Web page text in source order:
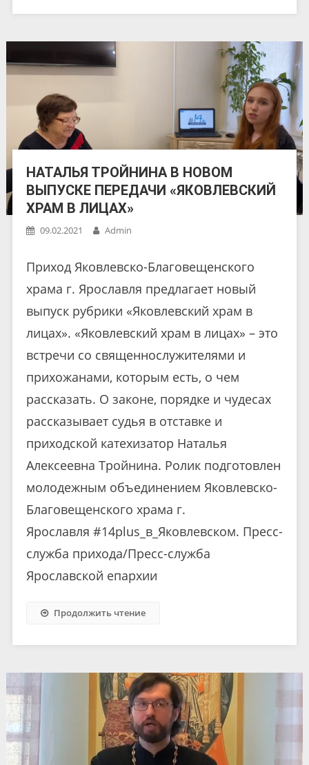
НАТАЛЬЯ ТРОЙНИНА В НОВОМ
ВЫПУСКЕ ПЕРЕДАЧИ «ЯКОВЛЕВСКИЙ
ХРАМ В ЛИЦАХ»
09.02.2021 Admin
Приход Яковлевско-Благовещенского
храма г. Ярославля предлагает новый
выпуск рубрики «Яковлевский храм в
лицах». «Яковлевский храм в лицах» – это
встречи со священнослужителями и
прихожанами, которым есть, о чем
рассказать. О законе, порядке и чудесах
рассказывает судья в отставке и
приходской катехизатор Наталья
Алексеевна Тройнина. Ролик подготовлен
молодежным объединением Яковлевско-
Благовещенского храма г.
Ярославля #14plus_в_Яковлевском. Пресс-
служба прихода/Пресс-служба
Ярославской епархии
Продолжить чтение